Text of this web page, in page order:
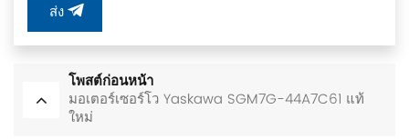
ส่ง
โพสต์ก่อนหน้า
มอเตอร์เซอร์โว Yaskawa SGM7G-44A7C61 แท้
ใหม่